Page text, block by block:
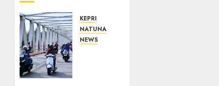
KEPRI
NATUNA
NEWS